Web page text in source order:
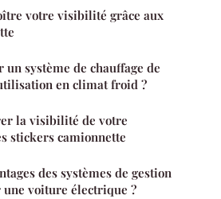
votre visibilité grâce aux
système de chauffage de
en climat froid ?
la visibilité de votre
stickers camionnette
des systèmes de gestion
voiture électrique ?